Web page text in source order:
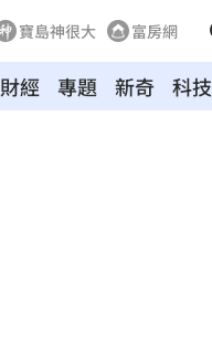
寶島神很大 富房網
財經 專題 新奇 科技